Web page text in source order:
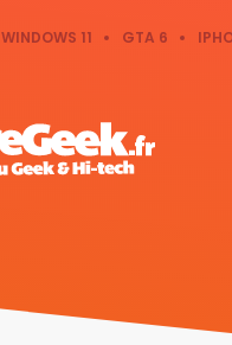
WINDOWS 11 GTA 6